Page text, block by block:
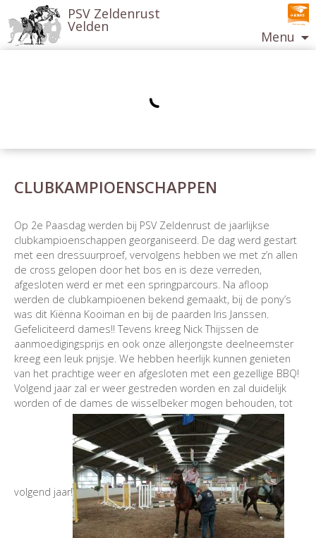
PSV Zeldenrust
Velden
Menu
CLUBKAMPIOENSCHAPPEN
Op 2e Paasdag werden bij PSV Zeldenrust de jaarlijkse
clubkampioenschappen georganiseerd. De dag werd gestart
met een dressuurproef, vervolgens hebben we met z’n allen
de cross gelopen door het bos en is deze verreden,
afgesloten werd er met een springparcours. Na afloop
werden de clubkampioenen bekend gemaakt, bij de pony’s
was dit Kiënna Kooiman en bij de paarden Iris Janssen.
Gefeliciteerd dames!! Tevens kreeg Nick Thijssen de
aanmoedigingsprijs en ook onze allerjongste deelneemster
kreeg een leuk prijsje. We hebben heerlijk kunnen genieten
van het prachtige weer en afgesloten met een gezellige BBQ!
Volgend jaar zal er weer gestreden worden en zal duidelijk
worden of de dames de wisselbeker mogen behouden, tot
volgend jaar!
Berichtnavigatie